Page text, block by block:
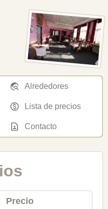
Alrededores
Lista de precios
Contacto
Precio